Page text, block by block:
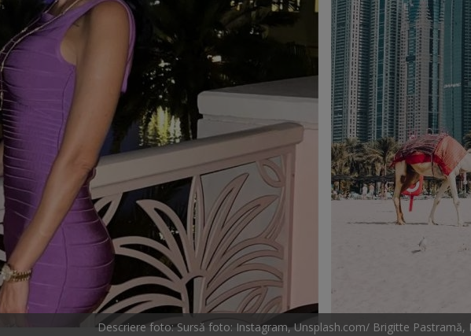
Descriere foto: Sursă foto: Instagram, Unsplash.com/ Brigitte Pastramă,